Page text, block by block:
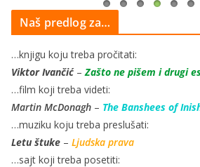
Naš predlog za…
…knjigu koju treba pročitati:
Viktor Ivančić– Zašto ne pišem i drugi
…film koji treba videti:
Martin McDonagh – The Banshees of
…muziku koju treba preslušati:
Letu štuke – Ljudska prava
…sajt koji treba posetiti: